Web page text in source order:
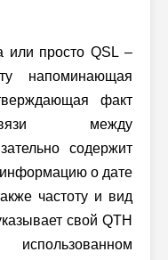
или просто QSL –
напоминающая
факт
между
содержит
о дате
частоту и вид
свой QTH